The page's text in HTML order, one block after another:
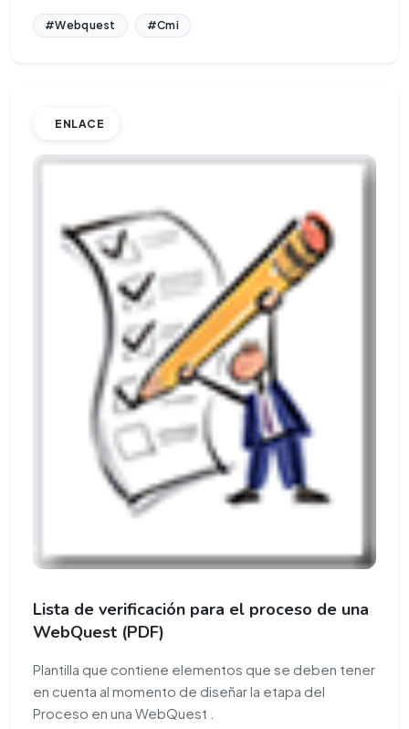
#Webquest #Cmi
ENLACE
Lista de verificación para el proceso de una
WebQuest (PDF)
Plantilla que contiene elementos que se deben tener
en cuenta al momento de diseñar la etapa del
Proceso en una WebQuest .